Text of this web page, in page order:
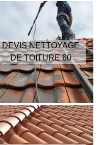
DEVIS NETTOYAGE
DE TOITURE 60